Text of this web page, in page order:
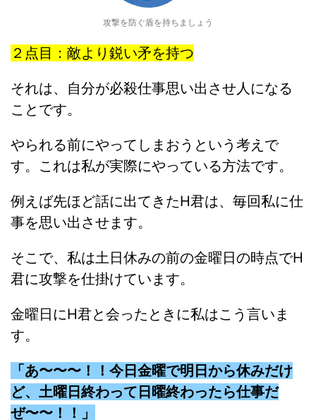
攻撃を防ぐ盾を持ちましょう
２点目：敵より鋭い矛を持つ
それは、自分が必殺仕事思い出させ人になる
ことです。
やられる前にやってしまおうという考えで
す。これは私が実際にやっている方法です。
例えば先ほど話に出てきたH君は、毎回私に仕
事を思い出させます。
そこで、私は土日休みの前の金曜日の時点でH
君に攻撃を仕掛けています。
金曜日にH君と会ったときに私はこう言いま
す。
「あ〜〜〜！！今日金曜で明日から休みだけ
ど、土曜日終わって日曜終わったら仕事だ
ぜ〜〜！！」